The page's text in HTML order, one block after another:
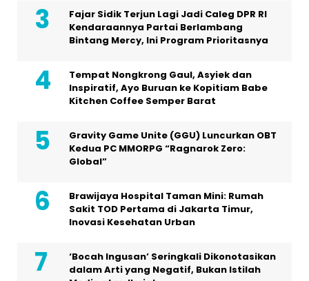
Fajar Sidik Terjun Lagi Jadi Caleg DPR RI
Kendaraannya Partai Berlambang
Bintang Mercy, Ini Program Prioritasnya
Tempat Nongkrong Gaul, Asyiek dan
Inspiratif, Ayo Buruan ke Kopitiam Babe
Kitchen Coffee Semper Barat
Gravity Game Unite (GGU) Luncurkan OBT
Kedua PC MMORPG “Ragnarok Zero:
Global”
Brawijaya Hospital Taman Mini: Rumah
Sakit TOD Pertama di Jakarta Timur,
Inovasi Kesehatan Urban
‘Bocah Ingusan’ Seringkali Dikonotasikan
dalam Arti yang Negatif, Bukan Istilah